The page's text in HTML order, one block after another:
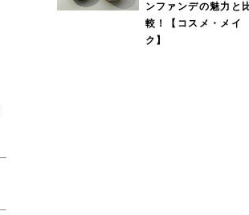
ンファンデの魅力と
較！【コスメ・メイ
ク】